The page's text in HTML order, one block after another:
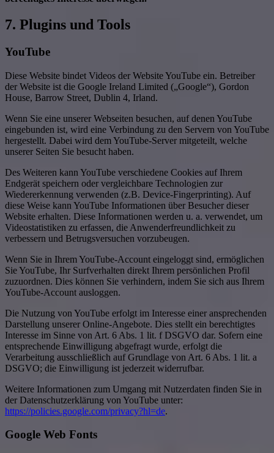
7. Plugins und Tools
YouTube
Diese Website bindet Videos der Website YouTube ein. Betreiber
der Website ist die Google Ireland Limited („Google“), Gordon
House, Barrow Street, Dublin 4, Irland.
Wenn Sie eine unserer Webseiten besuchen, auf denen YouTube
eingebunden ist, wird eine Verbindung zu den Servern von YouTube
hergestellt. Dabei wird dem YouTube-Server mitgeteilt, welche
unserer Seiten Sie besucht haben.
Des Weiteren kann YouTube verschiedene Cookies auf Ihrem
Endgerät speichern oder vergleichbare Technologien zur
Wiedererkennung verwenden (z.B. Device-Fingerprinting). Auf
diese Weise kann YouTube Informationen über Besucher dieser
Website erhalten. Diese Informationen werden u. a. verwendet, um
Videostatistiken zu erfassen, die Anwenderfreundlichkeit zu
verbessern und Betrugsversuchen vorzubeugen.
Wenn Sie in Ihrem YouTube-Account eingeloggt sind, ermöglichen
Sie YouTube, Ihr Surfverhalten direkt Ihrem persönlichen Profil
zuzuordnen. Dies können Sie verhindern, indem Sie sich aus Ihrem
YouTube-Account ausloggen.
Die Nutzung von YouTube erfolgt im Interesse einer ansprechenden
Darstellung unserer Online-Angebote. Dies stellt ein berechtigtes
Interesse im Sinne von Art. 6 Abs. 1 lit. f DSGVO dar. Sofern eine
entsprechende Einwilligung abgefragt wurde, erfolgt die
Verarbeitung ausschließlich auf Grundlage von Art. 6 Abs. 1 lit. a
DSGVO; die Einwilligung ist jederzeit widerrufbar.
Weitere Informationen zum Umgang mit Nutzerdaten finden Sie in
der Datenschutzerklärung von YouTube unter:
https://policies.google.com/privacy?hl=de.
Google Web Fonts